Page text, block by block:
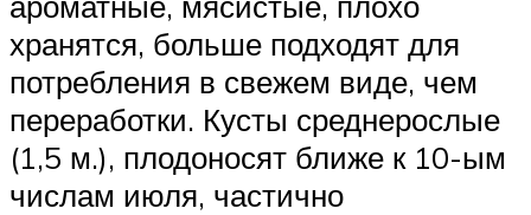
хранятся, больше подходят для
потребления в свежем виде, чем
переработки. Кусты среднерослые
(1,5 м.), плодоносят ближе к 10-ым
числам июля, частично